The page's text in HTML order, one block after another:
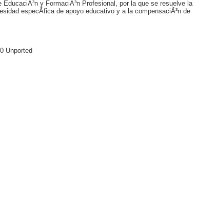
y FormaciÃ³n Profesional, por la que se resuelve la
especÃ­fica de apoyo educativo y a la compensaciÃ³n de
Unported